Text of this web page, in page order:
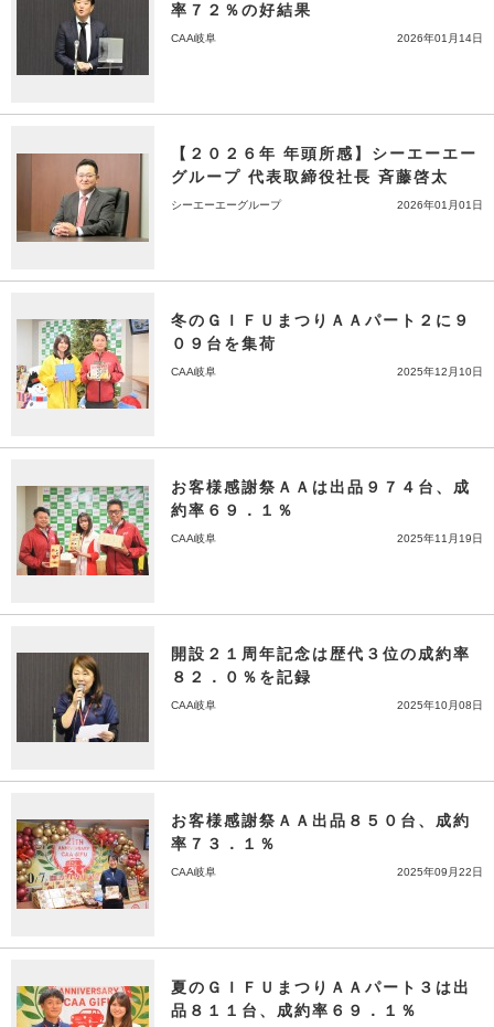
率７２％の好結果
CAA岐阜 2026年01月14日
【２０２６年 年頭所感】シーエーエー
グループ 代表取締役社長 斉藤啓太
シーエーエーグループ 2026年01月01日
冬のＧＩＦＵまつりＡＡパート２に９
０９台を集荷
CAA岐阜 2025年12月10日
お客様感謝祭ＡＡは出品９７４台、成
約率６９．１％
CAA岐阜 2025年11月19日
開設２１周年記念は歴代３位の成約率
８２．０％を記録
CAA岐阜 2025年10月08日
お客様感謝祭ＡＡ出品８５０台、成約
率７３．１％
CAA岐阜 2025年09月22日
夏のＧＩＦＵまつりＡＡパート３は出
品８１１台、成約率６９．１％